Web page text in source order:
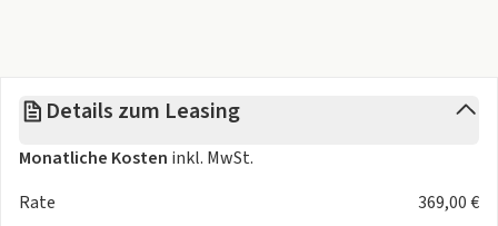
Details zum Leasing
Monatliche Kosten inkl. MwSt.
Rate
369,00 €